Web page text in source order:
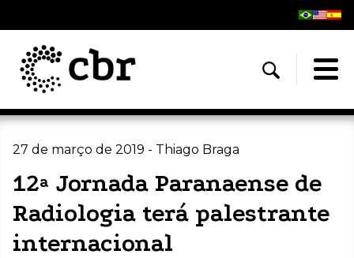
27 de março de 2019 - Thiago Braga
12ª Jornada Paranaense de
Radiologia terá palestrante
internacional